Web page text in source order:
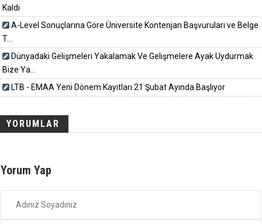
Kaldı
A-Level Sonuçlarına Göre Üniversite Kontenjan Başvuruları ve Belge
T...
Dünyadaki Gelişmeleri Yakalamak Ve Gelişmelere Ayak Uydurmak
Bize Ya...
LTB - EMAA Yeni Dönem Kayıtları 21 Şubat Ayında Başlıyor
YORUMLAR
Yorum Yap